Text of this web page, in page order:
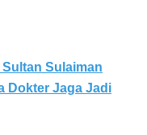
Sulaiman
Dokter Jaga Jadi